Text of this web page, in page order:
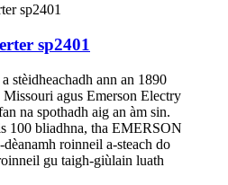
sp2401
stèidheachadh ann an 1890
agus Emerson Electry
na spothadh aig an àm sin.
100 bliadhna, tha EMERSON
roinneil a-steach do
gu taigh-giùlain luath